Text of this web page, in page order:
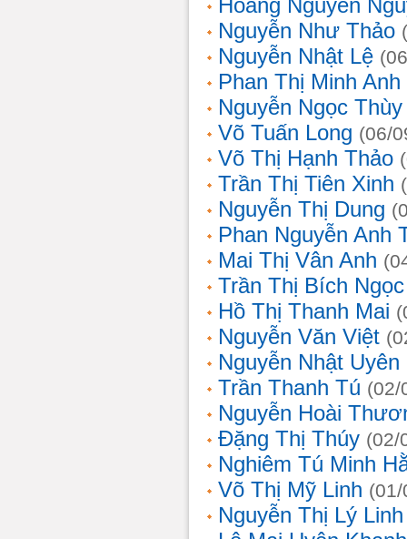
Hoàng Nguyễn
Nguyễn Như Thảo
Nguyễn Nhật Lệ
Phan Thị Minh Anh
Nguyễn Ngọc
Võ Tuấn Long (06/
Võ Thị Hạnh Thảo
Trần Thị Tiên Xinh
Nguyễn Thị Dung
Phan Nguyễn Anh
Mai Thị Vân Anh
Trần Thị Bích Ngọc
Hồ Thị Thanh Mai
Nguyễn Văn Việt
Nguyễn Nhật Uyên
Trần Thanh Tú (02/
Nguyễn Hoài
Đặng Thị Thúy (02/
Nghiêm Tú Minh
Võ Thị Mỹ Linh
Nguyễn Thị Lý Linh